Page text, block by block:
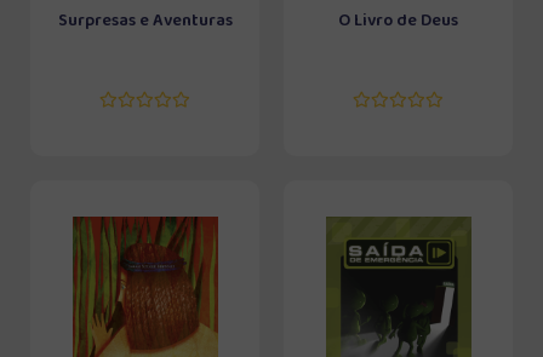
Surpresas e Aventuras O Livro de Deus